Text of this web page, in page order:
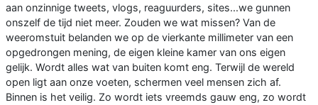
aan onzinnige tweets, vlogs, reaguurders, sites...we gunnen
onszelf de tijd niet meer. Zouden we wat missen? Van de
weeromstuit belanden we op de vierkante millimeter van een
opgedrongen mening, de eigen kleine kamer van ons eigen
gelijk. Wordt alles wat van buiten komt eng. Terwijl de wereld
open ligt aan onze voeten, schermen veel mensen zich af.
Binnen is het veilig. Zo wordt iets vreemds gauw eng, zo wordt